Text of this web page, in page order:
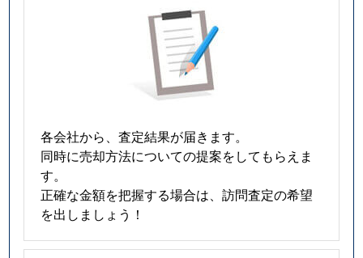
各会社から、査定結果が届きます。
同時に売却方法についての提案をしてもらえま
す。
正確な金額を把握する場合は、訪問査定の希望
を出しましょう！